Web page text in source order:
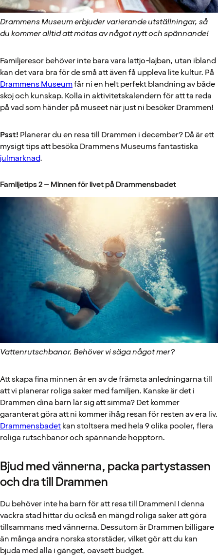
Drammens Museum erbjuder varierande utställningar, så
du kommer alltid att mötas av något nytt och spännande!
Familjeresor behöver inte bara vara lattjo-lajban, utan ibland
kan det vara bra för de små att även få uppleva lite kultur. På
Drammens Museumfår ni en helt perfekt blandning av både
skoj och kunskap. Kolla in aktivitetskalendern för att ta reda
på vad som händer på museet när just ni besöker Drammen!
Psst! Planerar du en resa till Drammen i december? Då är ett
mysigt tips att besöka Drammens Museums fantastiska
julmarknad.
Familjetips 2 – Minnen för livet på Drammensbadet
Vattenrutschbanor. Behöver vi säga något mer?
Att skapa fina minnen är en av de främsta anledningarna till
att vi planerar roliga saker med familjen. Kanske är det i
Drammen dina barn lär sig att simma? Det kommer
garanterat göra att ni kommer ihåg resan för resten av era liv.
Drammensbadetkan stoltsera med hela 9 olika pooler, flera
roliga rutschbanor och spännande hopptorn.
Bjud med vännerna, packa partystassen
och dra till Drammen
Du behöver inte ha barn för att resa till Drammen! I denna
vackra stad hittar du också en mängd roliga saker att göra
tillsammans med vännerna. Dessutom är Drammen billigare
än många andra norska storstäder, vilket gör att du kan
bjuda med alla i gänget, oavsett budget.